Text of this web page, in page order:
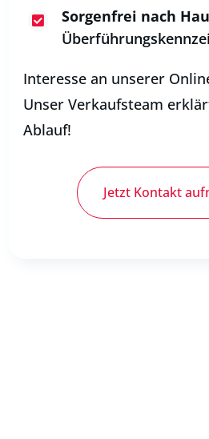
 Sorgenfrei nach
Interesse an unserer
Unser Verkaufsteam
Ablauf!
Jetzt Kontakt